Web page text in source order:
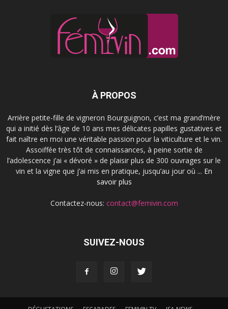
À PROPOS
Arrière petite-fille de vigneron Bourguignon, c’est ma grand’mère
qui a initié dès l’âge de 10 ans mes délicates papilles gustatives et
fait naître en moi une véritable passion pour la viticulture et le vin.
Assoiffée très tôt de connaissances, à peine sortie de
l’adolescence j’ai « dévoré » de plaisir plus de 300 ouvrages sur le
vin et la vigne que j’ai mis en pratique, jusqu’au jour où ... En
savoir plus
Contactez-nous: contact@femivin.com
SUIVEZ-NOUS